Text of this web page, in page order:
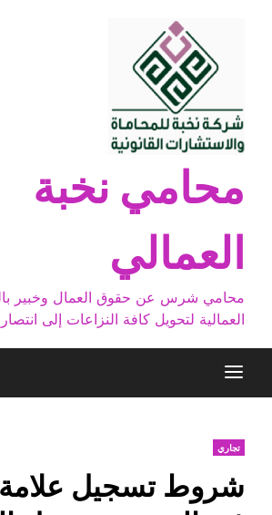
محامي نخبة
العمالي
محامي شرس عن حقوق العمال وخبير
العمالية لتحويل كافة النزاعات إلى
تجاري
شروط تسجيل علامة